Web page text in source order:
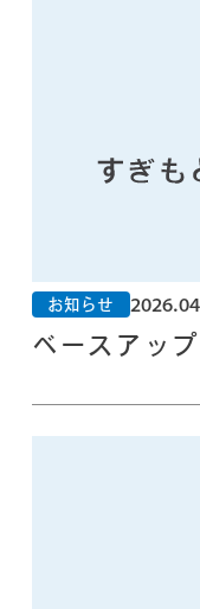
お知らせ
ベースアッ